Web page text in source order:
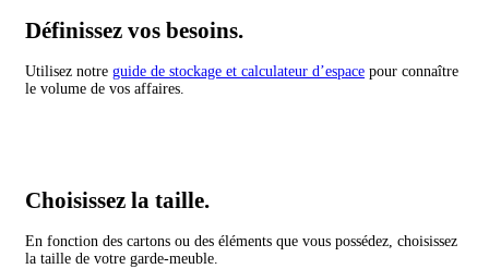
Définissez vos besoins.
Utilisez notre guide de stockage et calculateur d’espace pour connaître
le volume de vos affaires.
Choisissez la taille.
En fonction des cartons ou des éléments que vous possédez, choisissez
la taille de votre garde-meuble.